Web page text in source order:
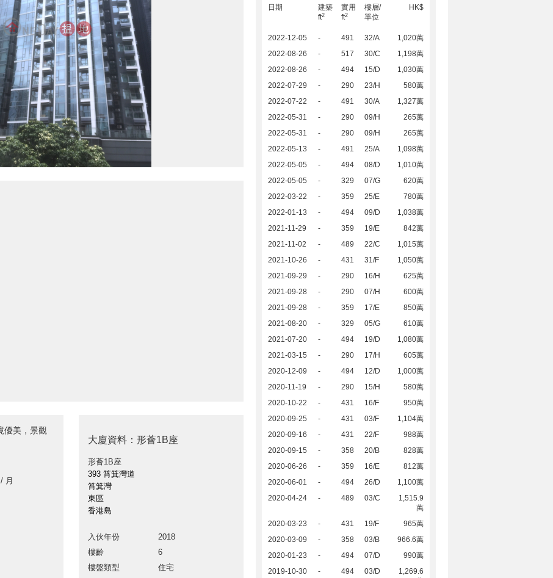
優美，景觀
月
大廈資料：形薈1B座
形薈1B座
393 筲箕灣道
筲箕灣
東區
香港島
入伙年份
2018
樓齡
6
樓盤類型
住宅
日期
建築
ft2
實用
ft2
樓層/
單位
HK$
2022-12-05 - 491 32/A
1,020萬
2022-08-26
- 517 30/C
1,198萬
2022-08-26
- 494 15/D
1,030萬
2022-07-29
- 290 23/H
580萬
2022-07-22
- 491 30/A
1,327萬
2022-05-31
- 290 09/H
265萬
2022-05-31
- 290 09/H
265萬
2022-05-13
- 491 25/A
1,098萬
2022-05-05
- 494 08/D
1,010萬
2022-05-05
- 329 07/G
620萬
2022-03-22
- 359 25/E
780萬
2022-01-13
- 494 09/D
1,038萬
2021-11-29
- 359 19/E
842萬
2021-11-02
- 489 22/C
1,015萬
2021-10-26
- 431 31/F
1,050萬
2021-09-29
- 290 16/H
625萬
2021-09-28
- 290 07/H
600萬
2021-09-28
- 359 17/E
850萬
2021-08-20
- 329 05/G
610萬
2021-07-20
- 494 19/D
1,080萬
2021-03-15
- 290 17/H
605萬
2020-12-09
- 494 12/D
1,000萬
2020-11-19
- 290 15/H
580萬
2020-10-22
- 431 16/F
950萬
2020-09-25
- 431 03/F
1,104萬
2020-09-16
- 431 22/F
988萬
2020-09-15
- 358 20/B
828萬
2020-06-26
- 359 16/E
812萬
2020-06-01
- 494 26/D
1,100萬
2020-04-24
- 489 03/C
1,515.9
萬
2020-03-23
- 431 19/F
965萬
2020-03-09
- 358 03/B
966.6萬
2020-01-23
- 494 07/D
990萬
2019-10-30
- 494 03/D
1,269.6